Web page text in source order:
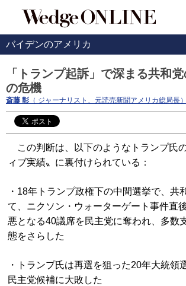
バイデンのアメリカ
「トランプ起訴」で深まる共和
の危機
斎藤 彰 （ ジャーナリスト、元読売新聞アメリカ総局長）
この判断は、以下のようなトランプ氏
ィブ実績〟に裏付けられている：
・18年トランプ政権下の中間選挙で、共
て、ニクソン・ウォーターゲート事件直
悪となる40議席を民主党に奪われ、多数
態をさらした
・トランプ氏は再選を狙った20年大統領
民主党候補に大敗した